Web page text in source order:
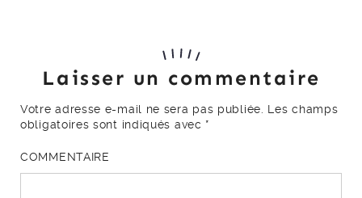
Laisser un commentaire
Votre adresse e-mail ne sera pas publiée.
Les champs
obligatoires sont indiqués avec *
COMMENTAIRE